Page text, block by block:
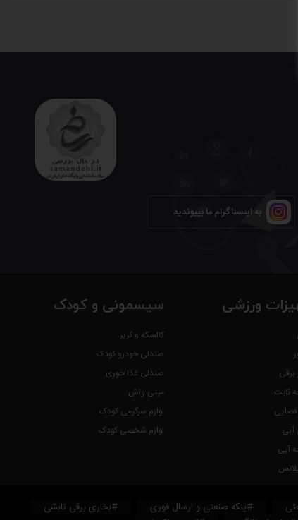
به اینستاگرام ما بپیوندید
ورزشی
برقی
ثابت
آبی
آبی
سیسمونی و کودک
کالسکه و کریر
صندلی خودرو کودک
صندلی غذا خوری
مینی واش
لوازم سرگرمی کودک
لوازم شخصی کودک
#پنکه صنعتی و ارسال فوری
#بخاری برقی تابشی